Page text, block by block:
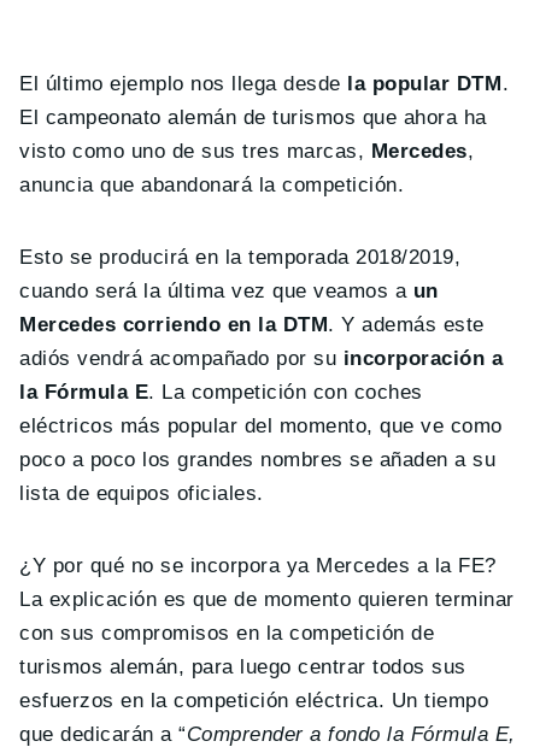
El último ejemplo nos llega desde la popular DTM.
El campeonato alemán de turismos que ahora ha
visto como uno de sus tres marcas, Mercedes,
anuncia que abandonará la competición.
Esto se producirá en la temporada 2018/2019,
cuando será la última vez que veamos a un
Mercedes corriendo en la DTM. Y además este
adiós vendrá acompañado por su incorporación a
la Fórmula E. La competición con coches
eléctricos más popular del momento, que ve como
poco a poco los grandes nombres se añaden a su
lista de equipos oficiales.
¿Y por qué no se incorpora ya Mercedes a la FE?
La explicación es que de momento quieren terminar
con sus compromisos en la competición de
turismos alemán, para luego centrar todos sus
esfuerzos en la competición eléctrica. Un tiempo
que dedicarán a “Comprender a fondo la Fórmula E,